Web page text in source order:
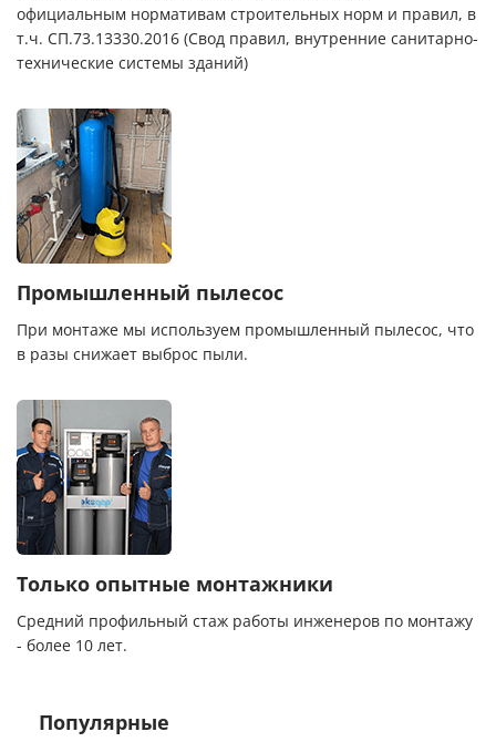
официальным нормативам строительных норм и правил, в
т.ч. СП.73.13330.2016 (Свод правил, внутренние санитарно-
технические системы зданий)
Промышленный пылесос
При монтаже мы используем промышленный пылесос, что
в разы снижает выброс пыли.
Только опытные монтажники
Средний профильный стаж работы инженеров по монтажу
- более 10 лет.
Популярные